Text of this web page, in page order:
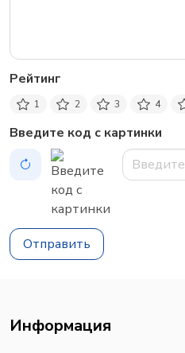
Рейтинг
1 2 3 4
Введите код с картинки
Отправить
Информация